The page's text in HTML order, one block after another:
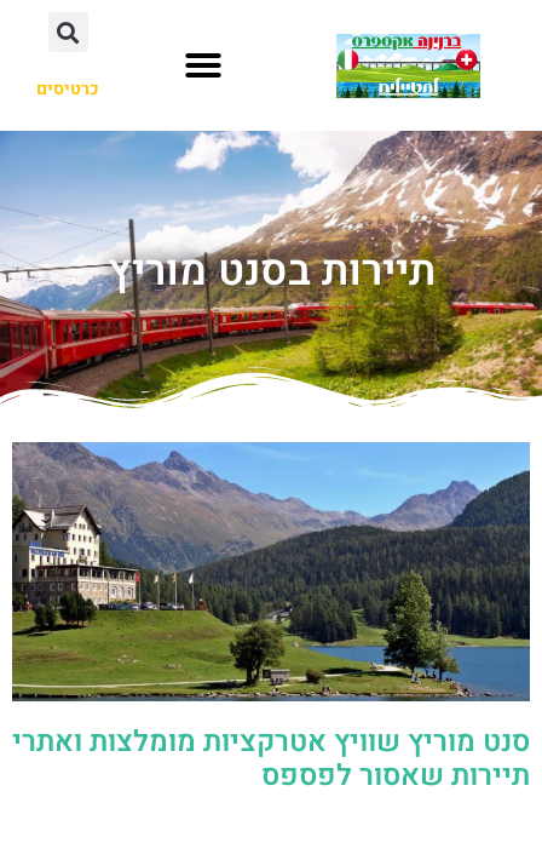
כרטיסים
תיירות בסנט מוריץ
סנט מוריץ שוויץ אטרקציות מומלצות ואתרי
תיירות שאסור לפספס